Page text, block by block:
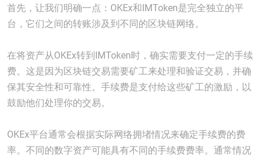
首先，让我们明确一点：OKEx和IMToken是完全独立的平
台，它们之间的转账涉及到不同的区块链网络。
在将资产从OKEx转到IMToken时，确实需要支付一定的手续
费。这是因为区块链交易需要矿工来处理和验证交易，并确
保其安全性和可靠性。手续费是支付给这些矿工的激励，以
鼓励他们处理你的交易。
OKEx平台通常会根据实际网络拥堵情况来确定手续费的费
率。不同的数字资产可能具有不同的手续费费率。通常情况